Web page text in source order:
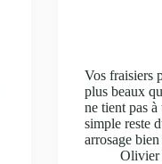
Vos fraisiers
plus beaux
ne tient pas
simple reste
arrosage
Olivier